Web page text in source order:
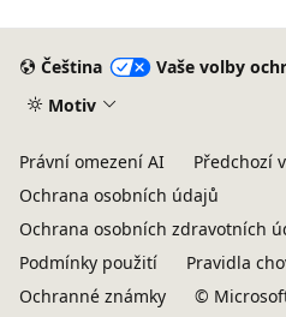
Čeština
Vaše volby
Motiv
Právní omezení AI Předchozí
Ochrana osobních údajů
Ochrana osobních zdravotních
Podmínky použití
Pravidla
Ochranné známky
©